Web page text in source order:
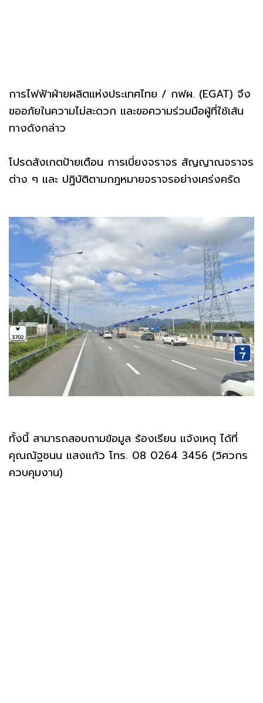
การไฟฟ้าฝ่ายผลิตแห่งประเทศไทย / กฟผ. (EGAT) จึง
ขออภัยในความไม่สะดวก และขอความร่วมมือผู้ที่ใช้เส้น
ทางดังกล่าว
โปรดสังเกตป้ายเตือน การเบี่ยงจราจร สัญญาณจราจร
ต่าง ๆ และ ปฏิบัติตามกฎหมายจราจรอย่างเคร่งครัด
ทั้งนี้ สามารถสอบถามข้อมูล ร้องเรียน แจ้งเหตุ ได้ที่
คุณณัฐชนน แสงแก้ว โทร. 08 0264 3456 (วิศวกร
ควบคุมงาน)